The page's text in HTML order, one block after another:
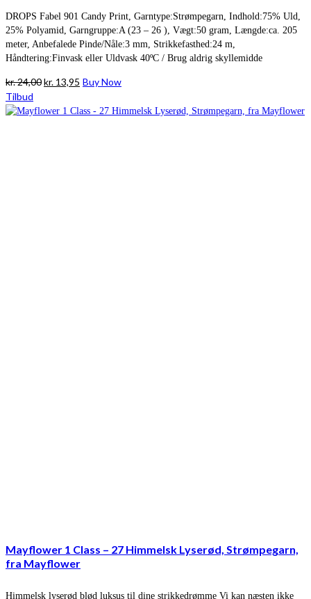
DROPS Fabel 901 Candy Print, Garntype:Strømpegarn, Indhold:75% Uld,
25% Polyamid, Garngruppe:A (23 – 26 ), Vægt:50 gram, Længde:ca. 205
meter, Anbefalede Pinde/Nåle:3 mm, Strikkefasthed:24 m,
Håndtering:Finvask eller Uldvask 40ºC / Brug aldrig skyllemidde
kr.24,00Den
pris
kr. 13,95 Den
pris
Buy Now
Tilbud
Mayflower 1 Class – 27 Himmelsk Lyserød, Strømpegarn,
fra Mayflower
Himmelsk lyserød blød luksus til dine strikkedrømme Vi kan næsten ikke